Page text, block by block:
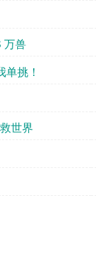
万兽
挑！
世界